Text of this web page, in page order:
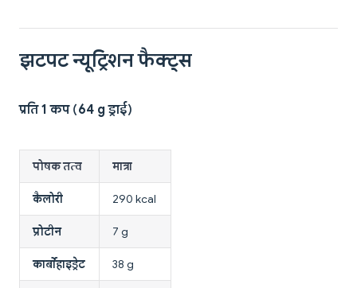
झटपट न्यूट्रिशन फैक्ट्स
प्रति 1 कप (64 g ड्राई)
पोषक तत्व मात्रा
कैलोरी 290 kcal
प्रोटीन 7 g
कार्बोहाइड्रेट 38 g